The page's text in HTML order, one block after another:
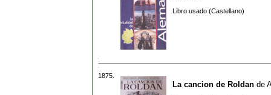
Libro usado (Castellano)
1875.
La cancion de Roldan de